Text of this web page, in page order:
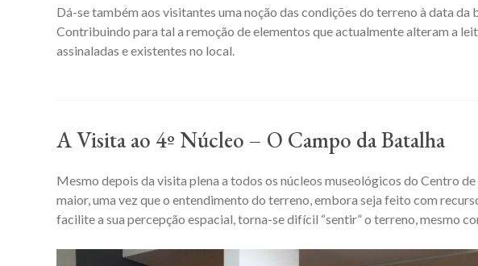
Dá-se também aos visitantes uma noção das condições do terreno à data
Contribuindo para tal a remoção de elementos que actualmente alteram a
assinaladas e existentes no local.
A Visita ao 4º Núcleo – O Campo da Batalha
Mesmo depois da visita plena a todos os núcleos museológicos do Centro
maior, uma vez que o entendimento do terreno, embora seja feito com
facilite a sua percepção espacial, torna-se difícil “sentir” o terreno, mesmo